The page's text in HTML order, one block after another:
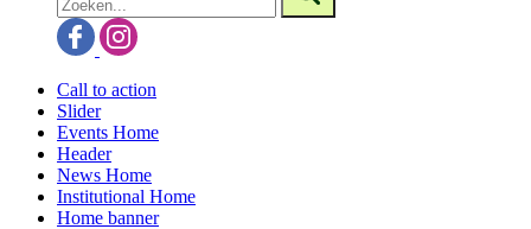
Call to action
Slider
Events Home
Header
News Home
Institutional Home
Home banner